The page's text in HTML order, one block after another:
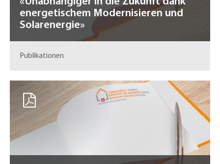
energetischem Modernisieren und
Solarenergie»
Publikationen